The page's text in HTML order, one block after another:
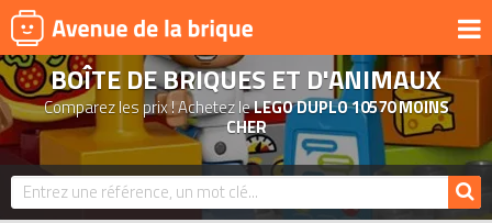
UNIVERS
PRODUITS DÉRIVÉS
NOUVEAUTÉS
LEGO 2026
BOÎTE DE BRIQUES ET D'ANIMAUX
Comparez les prix ! Achetez leLEGO DUPLO 10570 MOINS
CHER